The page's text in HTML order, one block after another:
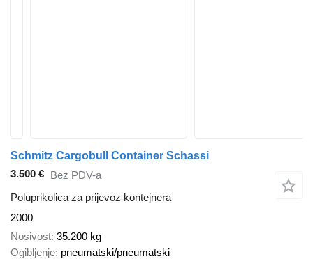
Schmitz Cargobull Container Schassi
3.500 € Bez PDV-a
Poluprikolica za prijevoz kontejnera
2000
Nosivost 35.200 kg
Ogibljenje pneumatski/pneumatski